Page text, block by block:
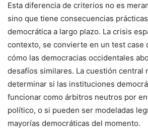
Esta diferencia de criterios no es
sino que tiene consecuencias
democrática a largo plazo. La crisis
contexto, se convierte en un test case
cómo las democracias occidentales
desafíos similares. La cuestión central
determinar si las instituciones
funcionar como árbitros neutros por
político, o si pueden ser modeladas
mayorías democráticas del momento.